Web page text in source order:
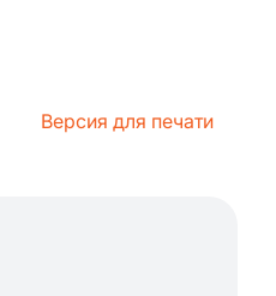
Версия для печати